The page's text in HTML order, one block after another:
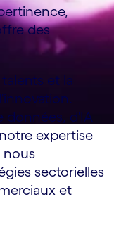
des
et la
données, d'IA
expertise
nous
sectorielles
et